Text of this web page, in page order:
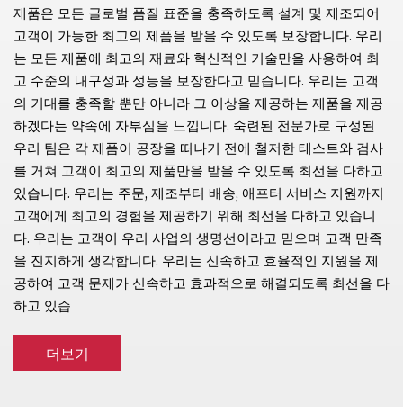
제품은 모든 글로벌 품질 표준을 충족하도록 설계 및 제조되어
고객이 가능한 최고의 제품을 받을 수 있도록 보장합니다. 우리
는 모든 제품에 최고의 재료와 혁신적인 기술만을 사용하여 최
고 수준의 내구성과 성능을 보장한다고 믿습니다. 우리는 고객
의 기대를 충족할 뿐만 아니라 그 이상을 제공하는 제품을 제공
하겠다는 약속에 자부심을 느낍니다. 숙련된 전문가로 구성된
우리 팀은 각 제품이 공장을 떠나기 전에 철저한 테스트와 검사
를 거쳐 고객이 최고의 제품만을 받을 수 있도록 최선을 다하고
있습니다. 우리는 주문, 제조부터 배송, 애프터 서비스 지원까지
고객에게 최고의 경험을 제공하기 위해 최선을 다하고 있습니
다. 우리는 고객이 우리 사업의 생명선이라고 믿으며 고객 만족
을 진지하게 생각합니다. 우리는 신속하고 효율적인 지원을 제
공하여 고객 문제가 신속하고 효과적으로 해결되도록 최선을 다
하고 있습
더보기